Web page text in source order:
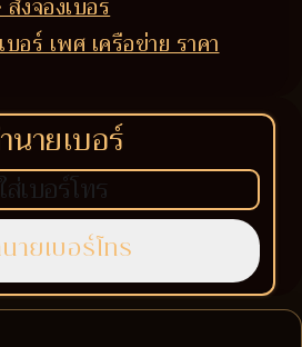
บอร์ เพศ เครือข่าย ราคา
นายเบอร์